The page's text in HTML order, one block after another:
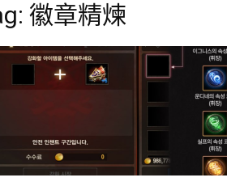
徽章精煉